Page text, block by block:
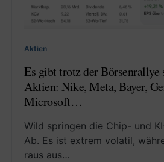
Aktien
Es gibt trotz der Börsenrallye
Aktien: Nike, Meta, Bayer,
Microsoft…
Wild springen die Chip- und
Ab. Es ist extrem volatil,
raus aus…